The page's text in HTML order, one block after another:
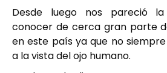
Desde luego nos pareció
conocer de cerca gran parte
en este país ya que no
a la vista del ojo humano.